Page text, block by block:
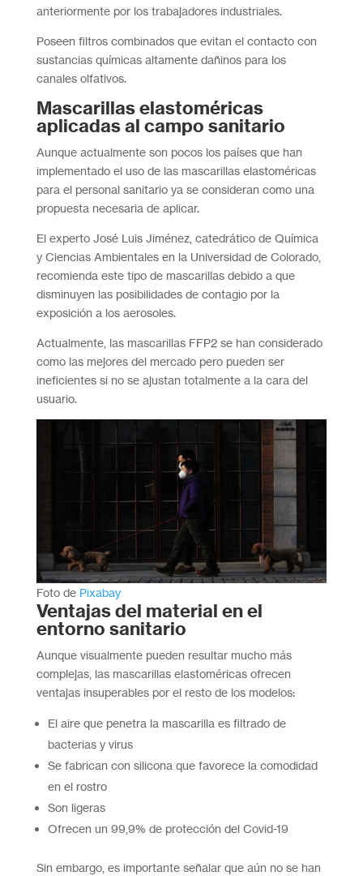
anteriormente por los trabajadores industriales.
Poseen filtros combinados que evitan el contacto con
sustancias químicas altamente dañinos para los
canales olfativos.
Mascarillas elastoméricas
aplicadas al campo sanitario
Aunque actualmente son pocos los países que han
implementado el uso de las mascarillas elastoméricas
para el personal sanitario ya se consideran como una
propuesta necesaria de aplicar.
El experto José Luis Jiménez, catedrático de Química
y Ciencias Ambientales en la Universidad de Colorado,
recomienda este tipo de mascarillas debido a que
disminuyen las posibilidades de contagio por la
exposición a los aerosoles.
Actualmente, las mascarillas FFP2 se han considerado
como las mejores del mercado pero pueden ser
ineficientes si no se ajustan totalmente a la cara del
usuario.
Foto de Pixabay
Ventajas del material en el
entorno sanitario
Aunque visualmente pueden resultar mucho más
complejas, las mascarillas elastoméricas ofrecen
ventajas insuperables por el resto de los modelos:
El aire que penetra la mascarilla es filtrado de
bacterias y virus
Se fabrican con silicona que favorece la comodidad
en el rostro
Son ligeras
Ofrecen un 99,9% de protección del Covid-19
Sin embargo, es importante señalar que aún no se han